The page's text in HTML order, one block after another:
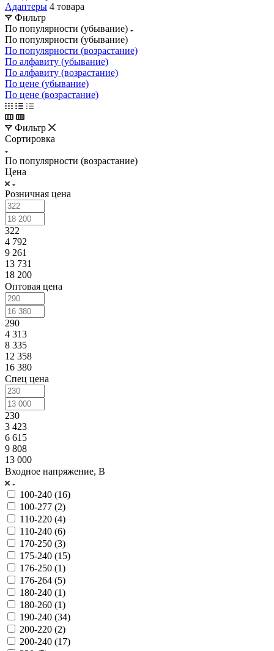
Адаптеры 4 товара
Фильтр
По популярности (убывание)
По популярности (убывание)
По популярности (возрастание)
По алфавиту (убывание)
По алфавиту (возрастание)
По цене (убывание)
По цене (возрастание)
Фильтр
Сортировка
По популярности (возрастание)
Цена
Розничная цена
322
4 792
9 261
13 731
18 200
Оптовая цена
290
4 313
8 335
12 358
16 380
Спец цена
230
3 423
6 615
9 808
13 000
Входное напряжение, В
100-240 (16)
100-277 (2)
110-220 (4)
110-240 (6)
170-250 (3)
175-240 (15)
176-250 (1)
176-264 (5)
180-240 (1)
180-260 (1)
190-240 (34)
200-220 (2)
200-240 (17)